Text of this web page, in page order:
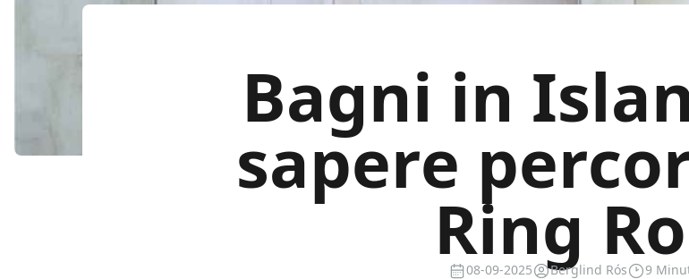
Bagni in
sapere
Ring
08-09-2025 Berglind Rós 9